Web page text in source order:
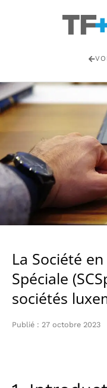
La Société
Spéciale
sociétés
Publié : 27 octobre 2023